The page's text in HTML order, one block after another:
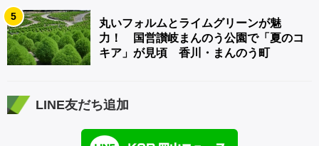
5
丸いフォルムとライムグリーンが魅
力！ 国営讃岐まんのう公園で「夏のコ
キア」が見頃 香川・まんのう町
LINE友だち追加